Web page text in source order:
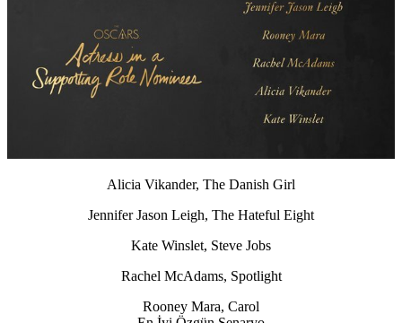
Alicia Vikander, The Danish Girl
Jennifer Jason Leigh, The Hateful Eight
Kate Winslet, Steve Jobs
Rachel McAdams, Spotlight
Rooney Mara, Carol